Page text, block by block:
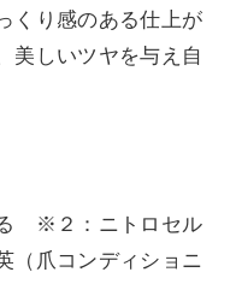
くり感のある仕上が
美しいツヤを与え自
※２：ニトロセル
（爪コンディショニ